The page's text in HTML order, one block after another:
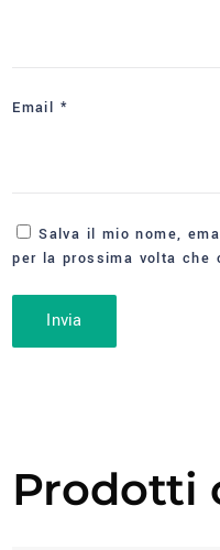
Email *
Salva il mio nome,
per la prossima volta che
Prodotti